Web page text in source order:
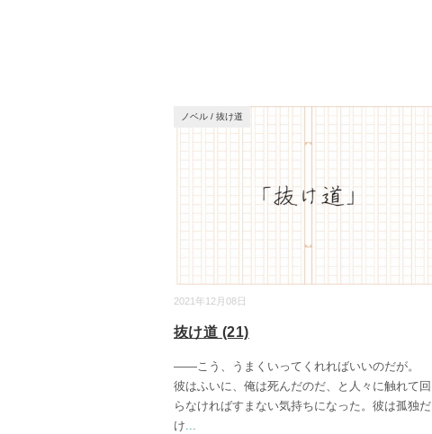
2021年12月08日
ノベル/ 抜け道
抜け道 (21)
――こう、うまくいってくれればいいのだが。
彼はふいに、俺は死んだのだ、と人々に触れて回
らなければすまない気持ちになった。彼は孤独だ
け...